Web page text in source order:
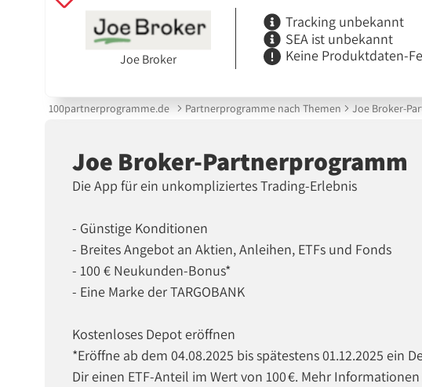
Joe Broker
Tracking unbekannt
SEA ist unbekannt
Keine Produktdaten-
100partnerprogramme.de Partnerprogramme nach Themen Joe Broker-
Joe Broker-Partnerprogramm
Die App für ein unkompliziertes Trading-Erlebnis
- Günstige Konditionen
- Breites Angebot an Aktien, Anleihen, ETFs und Fonds
- 100 € Neukunden-Bonus*
- Eine Marke der TARGOBANK
Kostenloses Depot eröffnen
*Eröffne ab dem 04.08.2025 bis spätestens 01.12.2025 ein
Dir einen ETF-Anteil im Wert von 100 €. Mehr